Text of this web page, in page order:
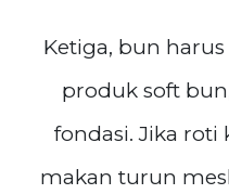
Ketiga, bun
produk soft
fondasi. Jika roti
makan turun